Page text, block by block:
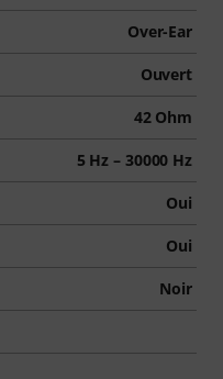
Over-Ear
Ouvert
42 Ohm
5 Hz – 30000 Hz
Oui
Oui
Noir